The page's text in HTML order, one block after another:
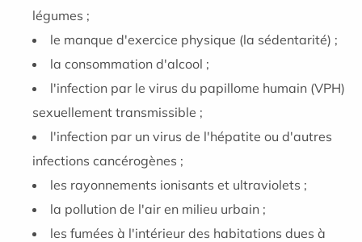
légumes ;
le manque d'exercice physique (la sédentarité) ;
la consommation d'alcool ;
l'infection par le virus du papillome humain (VPH)
sexuellement transmissible ;
l'infection par un virus de l'hépatite ou d'autres
infections cancérogènes ;
les rayonnements ionisants et ultraviolets ;
la pollution de l'air en milieu urbain ;
les fumées à l'intérieur des habitations dues à